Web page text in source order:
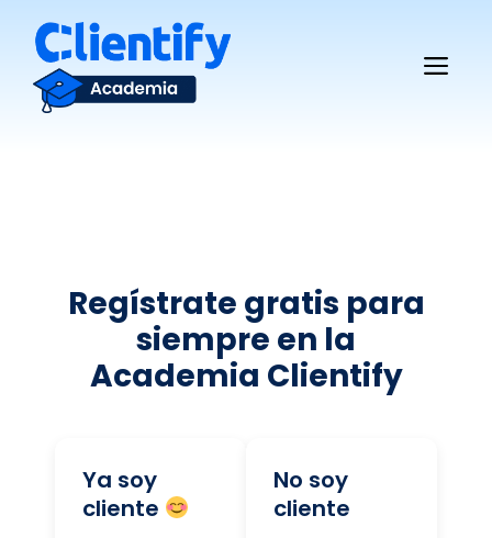
contenido
Regístrate gratis para
siempre en la
Academia Clientify
Ya soy
cliente
No soy
cliente